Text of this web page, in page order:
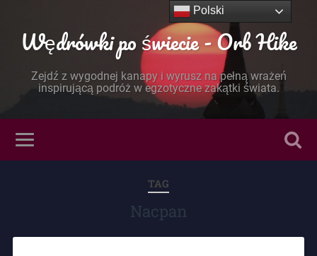
Wędrówki po świecie - Orb Hike
Zejdź z wygodnej kanapy i wyrusz na pełną wrażeń
inspirującą podróż w egzotyczne zakątki świata.
TAG
Nacpan
Polski